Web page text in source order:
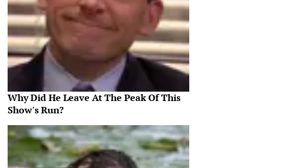
Why Did He Leave At The Peak Of This
Show's Run?